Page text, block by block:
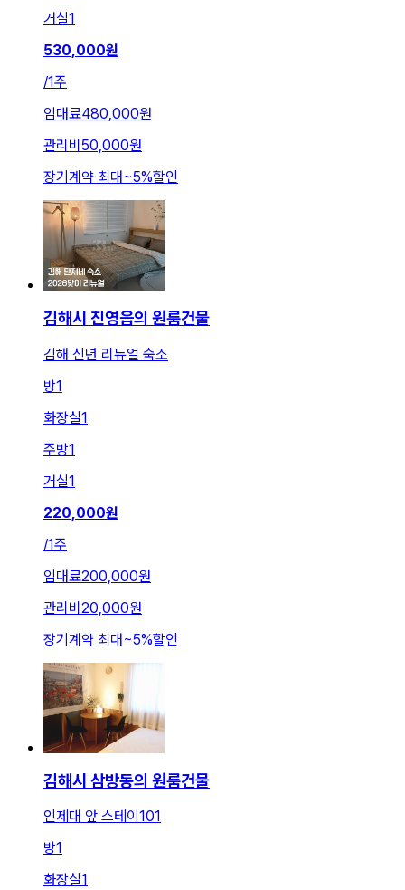
거실1
530,000원
/1주
임대료480,000원
관리비 50,000원
장기계약 최대 ~5%할인
김해시 진영읍의 원룸건물
김해 신년 리뉴얼 숙소
방1
화장실1
주방1
거실1
220,000원
/1주
임대료200,000원
관리비 20,000원
장기계약 최대~5%할인
김해시 삼방동의 원룸건물
인제대 앞 스테이101
방1
화장실1